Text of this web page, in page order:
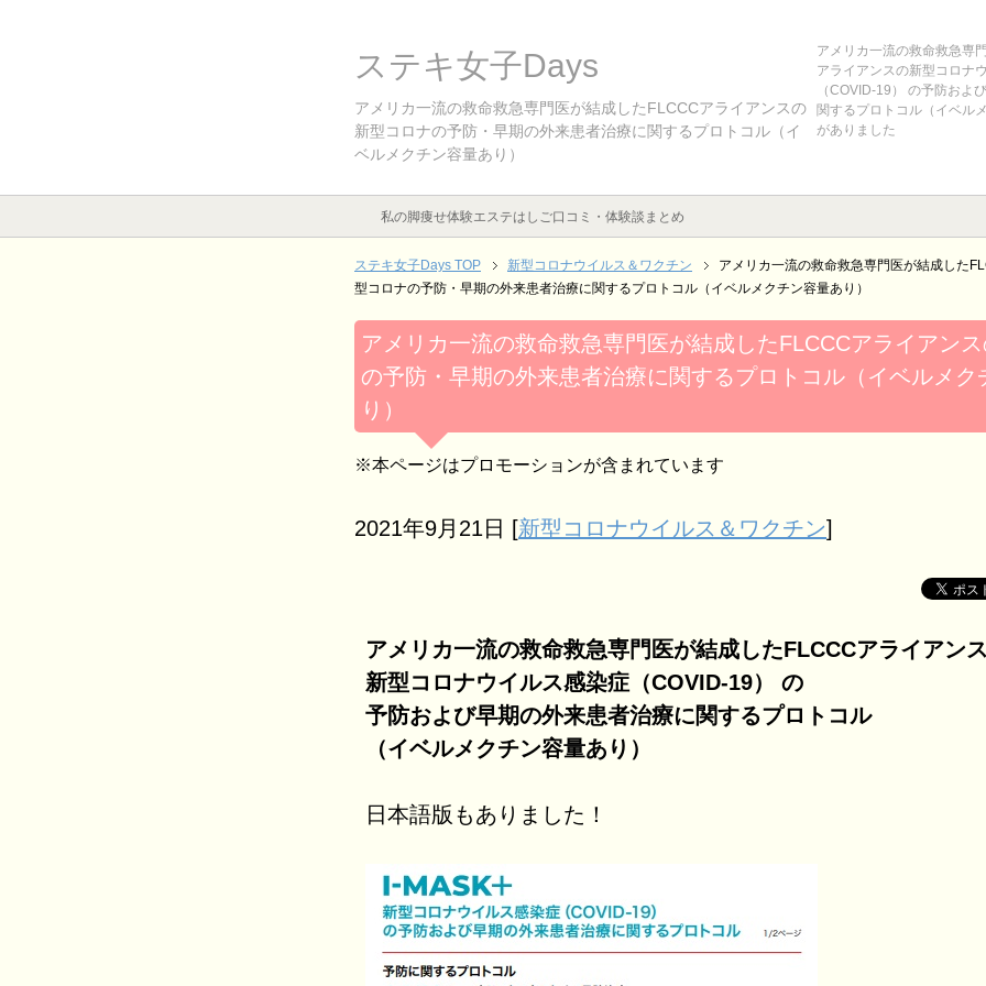
ステキ女子Days
アメリカ一流の救命救急専門医が結成したFLCCCアライアンスの
新型コロナの予防・早期の外来患者治療に関するプロトコル（イ
ベルメクチン容量あり）
アメリカ一流の救命救急専
アライアンスの新型コロナ
（COVID-19） の予防およ
関するプロトコル（イベル
がありました
私の脚痩せ体験エステはしご口コミ・体験談まとめ
ステキ女子Days TOP 新型コロナウイルス＆ワクチン
アメリカ一流の救命救急専門医が結成した
型コロナの予防・早期の外来患者治療に関するプロトコル（イベルメクチン容量あり）
アメリカ一流の救命救急専門医が結成したFLCCCアライアン
の予防・早期の外来患者治療に関するプロトコル（イベルメク
り）
※本ページはプロモーションが含まれています
2021年9月21日 [新型コロナウイルス＆ワクチン]
アメリカ一流の救命救急専門医が結成したFLCCCアライアン
新型コロナウイルス感染症（COVID-19） の
予防および早期の外来患者治療に関するプロトコル
（イベルメクチン容量あり）
日本語版もありました！